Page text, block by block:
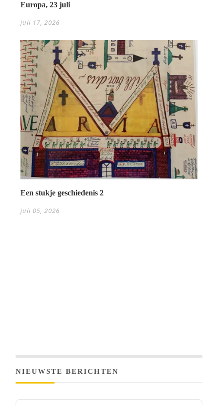
Europa, 23 juli
juli 17, 2026
Een stukje geschiedenis 2
juli 05, 2026
NIEUWSTE BERICHTEN